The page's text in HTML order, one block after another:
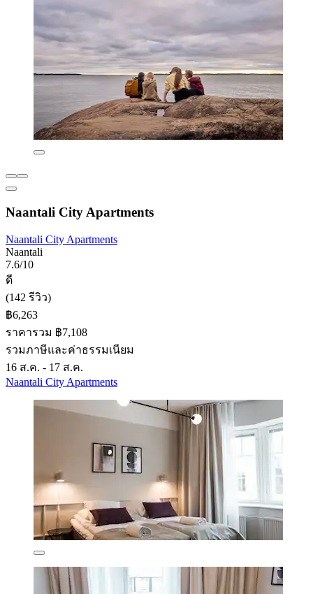
Naantali City Apartments
Naantali City Apartments
Naantali
7.6/10
ดี
(142 รีวิว)
฿6,263
ราคารวม ฿7,108
รวมภาษีและค่าธรรมเนียม
16 ส.ค. - 17 ส.ค.
Naantali City Apartments